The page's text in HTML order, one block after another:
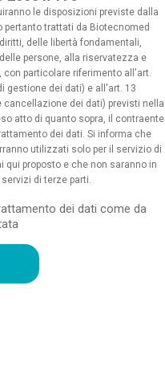
le disposizioni previste dalla
pertanto trattati da Biotecnomed
delle libertà fondamentali,
persone, alla riservatezza e
con particolare riferimento all'art.
gestione dei dati) e all'art. 13
cancellazione dei dati) previsti nella
atto di quanto sopra, il contraente
dei dati. Si informa che
utilizzati solo per il servizio di
qui proposto e che non saranno in
di terze parti.
dei dati come da